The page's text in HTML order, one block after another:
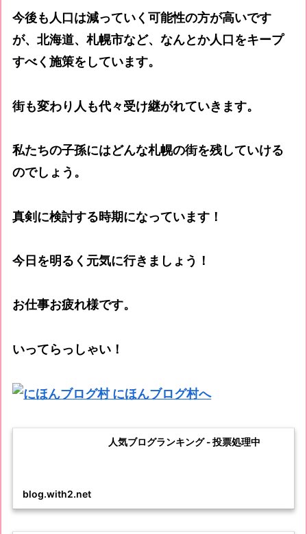
今後も人口は減っていく可能性の方が高いです
が、北海道、札幌市など、なんとか人口をキープ
すべく施策をしています。
街も変わり人も代々受け継がれていきます。
私たちの子孫にはどんな札幌の街を残していける
のでしょう。
真剣に検討する時期になっています！
今日を明るく元気に行きましょう！
お仕事お疲れ様です。
いってらっしゃい！
人気ブログランキング - 投票処理中
blog.with2.net